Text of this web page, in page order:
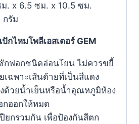
. x 6.5 ซม. x 10.5 ซม.
กรัม
กไหมโพลีเอสเตอร์ GEM
กฟอกชนิดอ่อนโยน ไม่ควรขยี้
เฉพาะเส้นด้ายที่เป็นสีแดง
ด้วยน้ำเย็นหรือน้ำอุณหภูมิห้อง
กออกให้หมด
ยกรวมกัน เพื่อป้องกันสีตก